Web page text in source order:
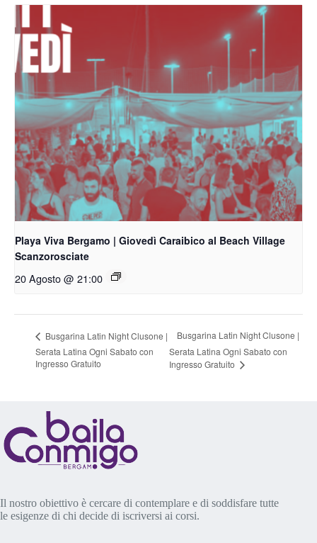
Playa Viva Bergamo | Giovedì Caraibico al Beach Village
Scanzorosciate
20 Agosto @ 21:00
Busgarina Latin Night Clusone |
Serata Latina Ogni Sabato con
Ingresso Gratuito
Busgarina Latin Night Clusone |
Serata Latina Ogni Sabato con
Ingresso Gratuito
Il nostro obiettivo è cercare di contemplare e di soddisfare tutte
le esigenze di chi decide di iscriversi ai corsi.